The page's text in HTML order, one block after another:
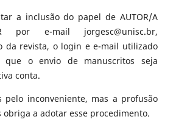
a inclusão do papel de AUTOR/A
por e-mail jorgesc@unisc.br,
da revista, o login e e-mail utilizado
que o envio de manuscritos seja
conta.
pelo inconveniente, mas a profusão
a adotar esse procedimento.